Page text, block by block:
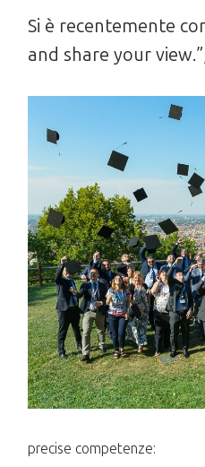
Si è recentemente
and share your
precise competenze: